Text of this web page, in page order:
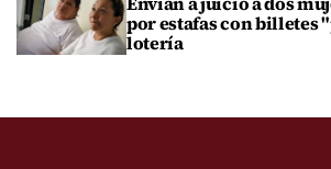
por estafas con billetes
lotería